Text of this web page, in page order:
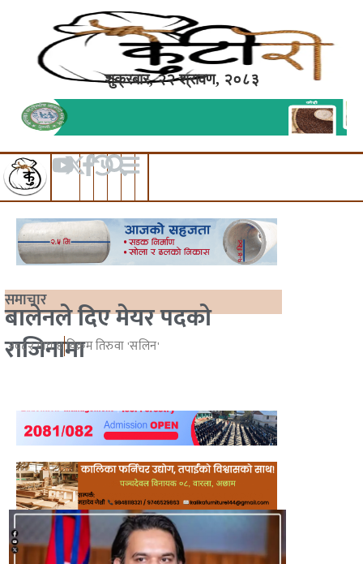
शुक्रबार, २२ श्रावण, २०८३
समाचार
बालेनले दिए मेयर पदको
राजिनामा
२०८२ माघ ४विक्रम तिरुवा 'सलिन'